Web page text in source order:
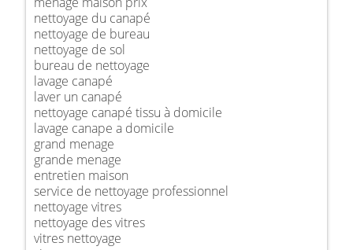
nettoyage du canapé
nettoyage de bureau
nettoyage de sol
bureau de nettoyage
lavage canapé
laver un canapé
nettoyage canapé tissu à domicile
lavage canape a domicile
grand menage
grande menage
entretien maison
service de nettoyage professionnel
nettoyage vitres
nettoyage des vitres
vitres nettoyage